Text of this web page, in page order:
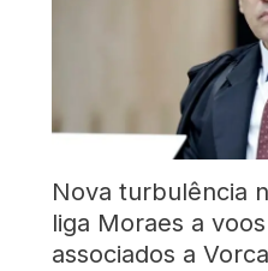
Nova turbulência
liga Moraes a
associados a